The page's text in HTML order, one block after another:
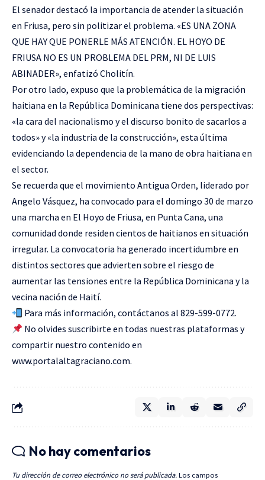
El senador destacó la importancia de atender la situación
en Friusa, pero sin politizar el problema. «ES UNA ZONA
QUE HAY QUE PONERLE MÁS ATENCIÓN. EL HOYO DE
FRIUSA NO ES UN PROBLEMA DEL PRM, NI DE LUIS
ABINADER», enfatizó Cholitín.
Por otro lado, expuso que la problemática de la migración
haitiana en la República Dominicana tiene dos perspectivas:
«la cara del nacionalismo y el discurso bonito de sacarlos a
todos» y «la industria de la construcción», esta última
evidenciando la dependencia de la mano de obra haitiana en
el sector.
Se recuerda que el movimiento Antigua Orden, liderado por
Angelo Vásquez, ha convocado para el domingo 30 de marzo
una marcha en El Hoyo de Friusa, en Punta Cana, una
comunidad donde residen cientos de haitianos en situación
irregular. La convocatoria ha generado incertidumbre en
distintos sectores que advierten sobre el riesgo de
aumentar las tensiones entre la República Dominicana y la
vecina nación de Haití.
Para más información, contáctanos al 829-599-0772.
No olvides suscribirte en todas nuestras plataformas y
compartir nuestro contenido en
www.portalaltagraciano.com.
No hay comentarios
Tu dirección de correo electrónico no será publicada. Los campos